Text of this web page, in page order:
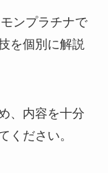
ンプラチナで
を個別に解説
、内容を十分
ください。